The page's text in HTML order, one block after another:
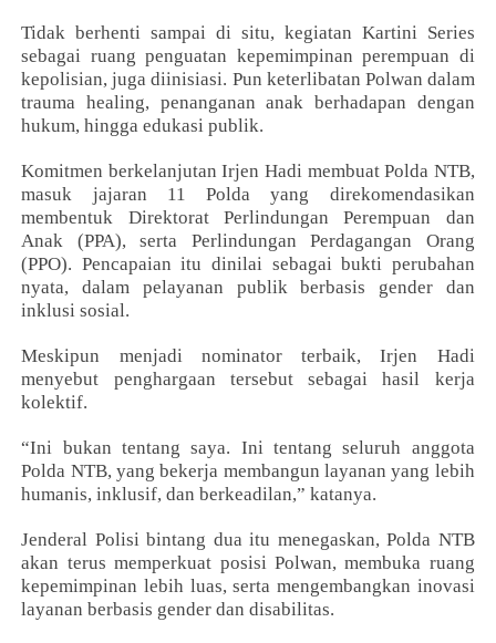
Tidak berhenti sampai di situ, kegiatan Kartini Series
sebagai ruang penguatan kepemimpinan perempuan di
kepolisian, juga diinisiasi. Pun keterlibatan Polwan dalam
trauma healing, penanganan anak berhadapan dengan
hukum, hingga edukasi publik.
Komitmen berkelanjutan Irjen Hadi membuat Polda NTB,
masuk jajaran 11 Polda yang direkomendasikan
membentuk Direktorat Perlindungan Perempuan dan
Anak (PPA), serta Perlindungan Perdagangan Orang
(PPO). Pencapaian itu dinilai sebagai bukti perubahan
nyata, dalam pelayanan publik berbasis gender dan
inklusi sosial.
Meskipun menjadi nominator terbaik, Irjen Hadi
menyebut penghargaan tersebut sebagai hasil kerja
kolektif.
“Ini bukan tentang saya. Ini tentang seluruh anggota
Polda NTB, yang bekerja membangun layanan yang lebih
humanis, inklusif, dan berkeadilan,” katanya.
Jenderal Polisi bintang dua itu menegaskan, Polda NTB
akan terus memperkuat posisi Polwan, membuka ruang
kepemimpinan lebih luas, serta mengembangkan inovasi
layanan berbasis gender dan disabilitas.